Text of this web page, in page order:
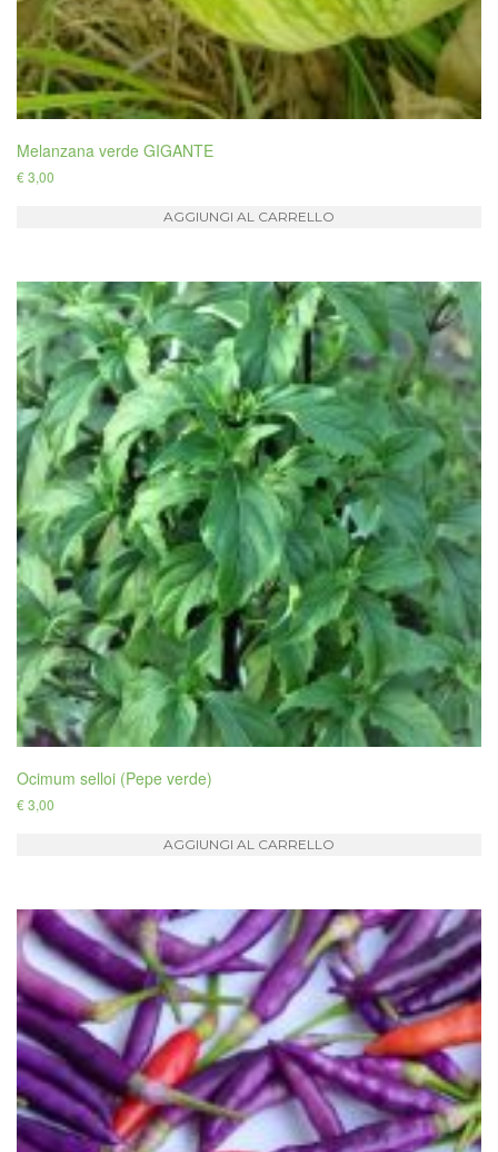
Melanzana verde GIGANTE
€3,00
AGGIUNGI AL CARRELLO
Ocimum selloi (Pepe verde)
€3,00
AGGIUNGI AL CARRELLO